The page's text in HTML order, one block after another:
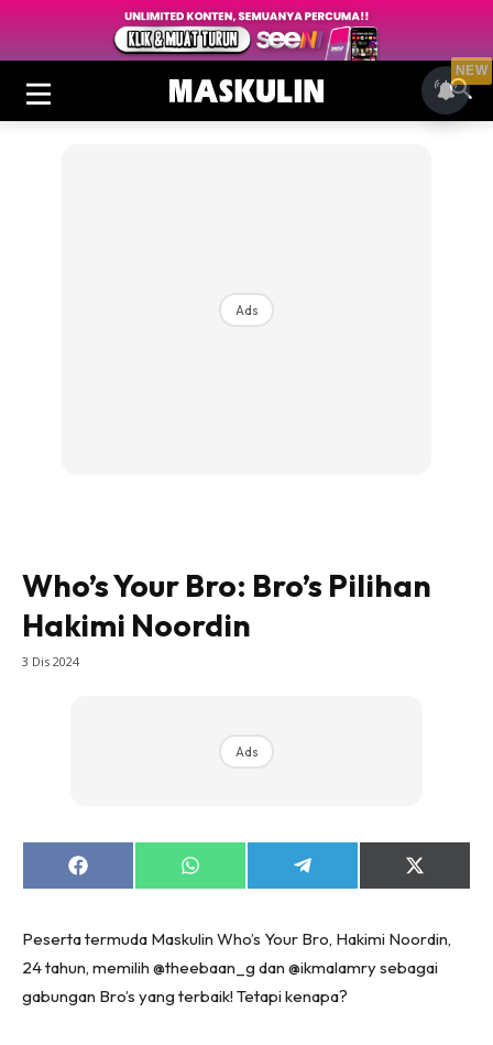
Ads
Who’s Your Bro: Bro’s Pilihan
Hakimi Noordin
3 Dis 2024
Ads
Share
on
Share
on
Share
on
Share
on
Peserta termuda Maskulin Who’s Your Bro, Hakimi Noordin,
24 tahun, memilih @theebaan_g dan @ikmalamry sebagai
gabungan Bro’s yang terbaik! Tetapi kenapa?
NEW